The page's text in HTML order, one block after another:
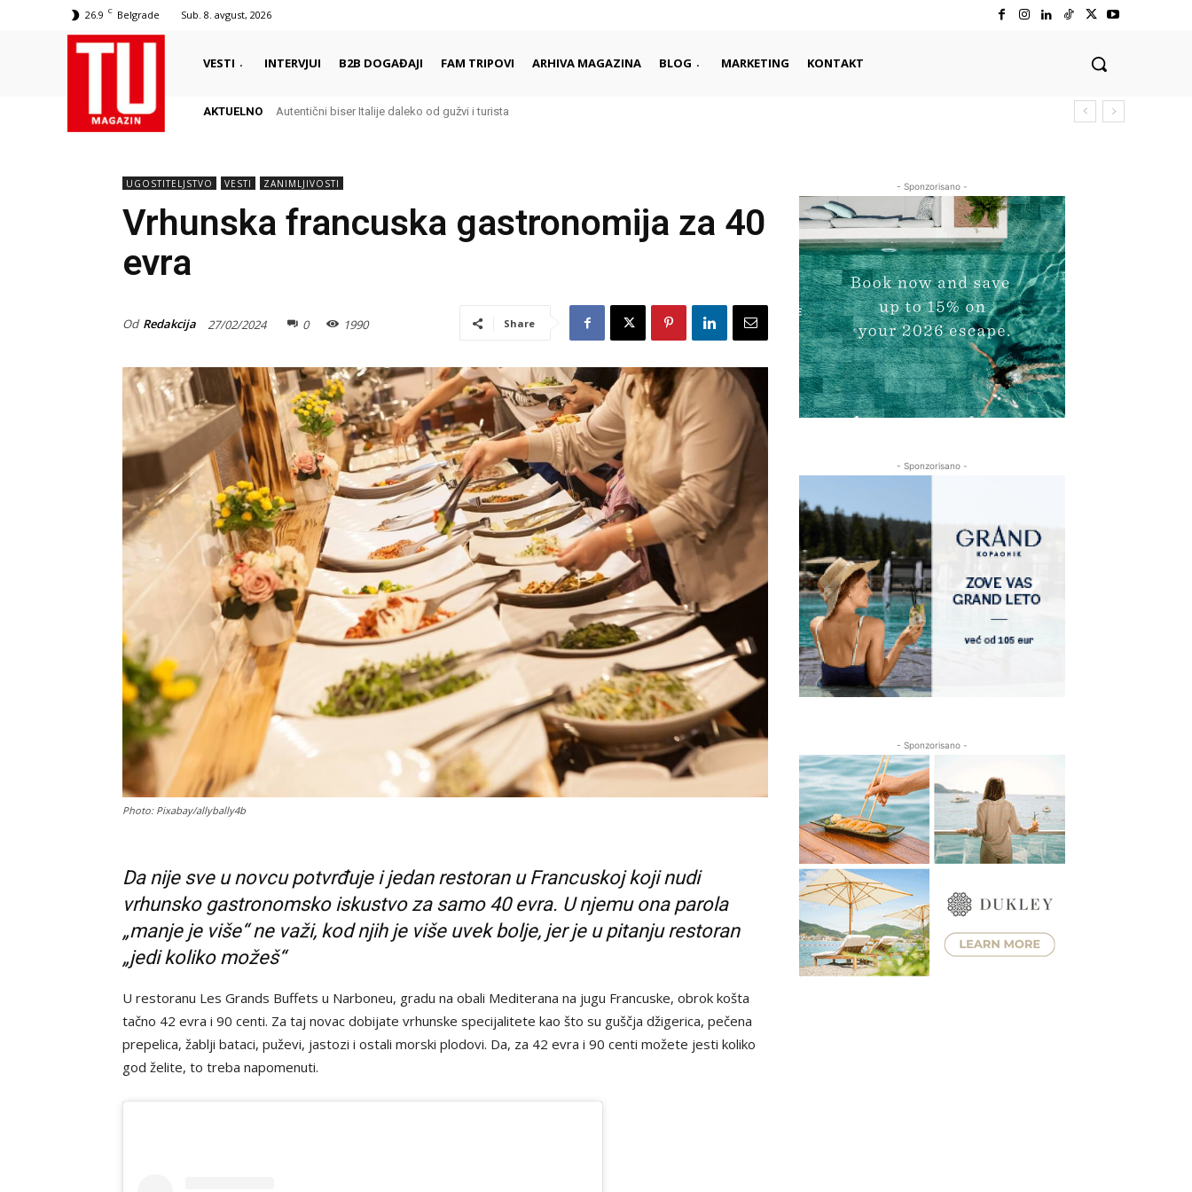
26.9 C Belgrade Sub. 8. avgust, 2026
VESTI INTERVJUI B2B DOGAĐAJI FAM TRIPOVI ARHIVA MAGAZINA BLOG MARKETING KONTAKT
AKTUELNO Delikates sa kojim Grci započinju i završavaju dan
Autentični biser Italije daleko od gužvi i turista
UGOSTITELJSTVO VESTI ZANIMLJIVOSTI
Vrhunska francuska gastronomija za 40
evra
Od Redakcija 27/02/2024 0 1990 Share
Photo: Pixabay/allybally4b
Da nije sve u novcu potvrđuje i jedan restoran u Francuskoj koji nudi
vrhunsko gastronomsko iskustvo za samo 40 evra. U njemu ona parola
„manje je više“ ne važi, kod njih je više uvek bolje, jer je u pitanju restoran
„jedi koliko možeš“
U restoranu Les Grands Buffets u Narboneu, gradu na obali Mediterana na jugu Francuske, obrok košta
tačno 42 evra i 90 centi. Za taj novac dobijate vrhunske specijalitete kao što su guščja džigerica, pečena
prepelica, žablji bataci, puževi, jastozi i ostali morski plodovi. Da, za 42 evra i 90 centi možete jesti koliko
god želite, to treba napomenuti.
- Sponzorisano -
- Sponzorisano -
- Sponzorisano -